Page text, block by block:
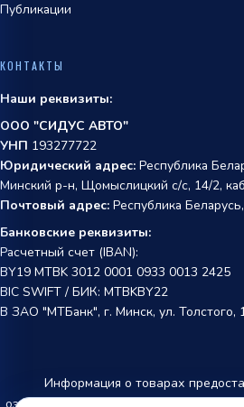
Публикации
КОНТАКТЫ
Наши реквизиты:
ООО "СИДУС АВТО"
УНП 193277722
Юридический адрес: Республика
Минский р-н, Щомыслицкий с/с, 14/2,
Почтовый адрес: Республика
Банковские реквизиты:
Расчетный счет (IBAN):
BY19 MTBK 3012 0001 0933 0013 2425
BIC SWIFT / БИК: MTBKBY22
В ЗАО "МТБанк", г. Минск, ул. Толстого,
Информация о товарах